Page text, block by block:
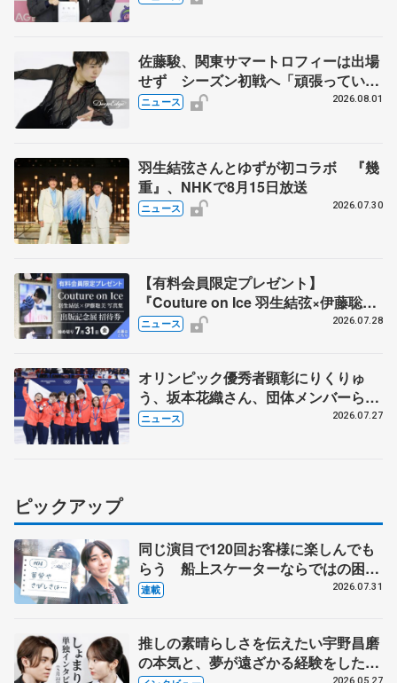
佐藤駿、関東サマートロフィーは出場
せず シーズン初戦へ「頑張っていき
ます」
ニュース 2026.08.01
羽生結弦さんとゆずが初コラボ 『幾
重』、NHKで8月15日放送
ニュース 2026.07.30
【有料会員限定プレゼント】
『Couture on Ice 羽生結弦×伊藤聡美
写真集』 出版記念展の招待券を5名様
ニュース 2026.07.28
オリンピック優秀者顕彰にりくりゅ
う、坂本花織さん、団体メンバーら
8月7日に文科省が表彰式、ブルーノ・
ニュース 2026.07.27
ピックアップ
同じ演目で120回お客様に楽しんでも
らう 船上スケーターならではの困難
とは 影響あったPIW前キャプテン松
連載 2026.07.31
推しの素晴らしさを伝えたい宇野昌磨
の本気と、夢が遠ざかる経験をした本